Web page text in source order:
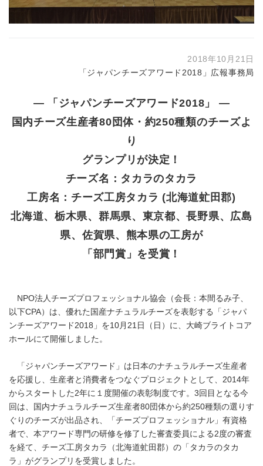
2018年10月21日
「ジャパンチーズアワード2018」広報事務局
― 「ジャパンチーズアワード2018」 ―
国内チーズ生産者80団体・約250種類のチーズよ
り
グランプリが決定！
チーズ名：タカラのタカラ
工房名：チーズ工房タカラ (北海道虻田郡)
北海道、栃木県、群馬県、東京都、長野県、広島
県、佐賀県、熊本県の工房が
「部門賞」を受賞！
NPO法人チーズプロフェッショナル協会（会長：本間るみ子、
以下CPA）は、優れた国産ナチュラルチーズを表彰する「ジャパ
ンチーズアワード2018」を10月21日（日）に、大崎ブライトコア
ホールにて開催しました。
「ジャパンチーズアワード」は日本のナチュラルチーズ生産者
を応援し、生産者と消費者をつなぐプロジェクトとして、2014年
からスタートした2年に１度開催の表彰制度です。3回目となる今
回は、国内ナチュラルチーズ生産者80団体から約250種類の選りす
ぐりのチーズが出品され、「チーズプロフェッショナル」有資格
者で、本アワード専門の研修を修了した審査委員による2度の審査
を経て、チーズ工房タカラ（北海道虻田郡）の「タカラのタカ
ラ」がグランプリを受賞しました。